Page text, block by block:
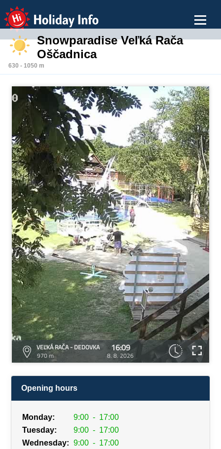
Holiday Info
Snowparadise Veľká Rača
Oščadnica
630 - 1050 m
VEĽKÁ RAČA - DEDOVKA
970 m
16:09
8. 8. 2026
Opening hours
Monday: 9:00 - 17:00
Tuesday:
9:00 - 17:00
Wednesday: 9:00 - 17:00